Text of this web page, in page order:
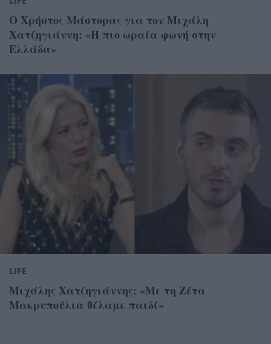
Ο Χρήστος Μάστορας για τον Μιχάλη
Χατζηγιάννη: «Η πιο ωραία φωνή στην
Ελλάδα»
LIFE
Μιχάλης Χατζηγιάννης: «Με τη Ζέτα
Μακρυπούλια θέλαμε παιδί»